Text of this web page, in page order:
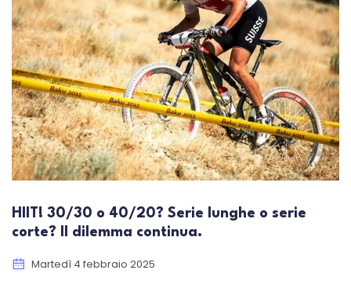
HIIT! 30/30 o 40/20? Serie lunghe o serie
corte? Il dilemma continua.
Martedì 4 febbraio 2025